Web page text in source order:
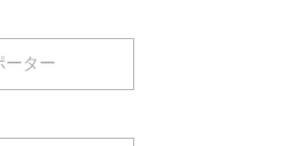
ーター